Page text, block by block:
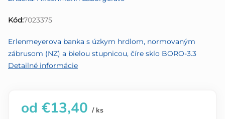
je
0,0
5
hviezdičiek.
Kód:7023375
Erlenmeyerova banka s úzkym hrdlom, normovaným
zábrusom (NZ) a bielou stupnicou, číre sklo BORO-3.3
Detailné informácie
od €13,40 / ks